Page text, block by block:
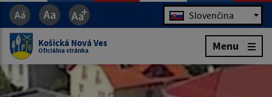
Jazyk Slovenčina
Košická Nová Ves
Oficiálna stránka Menu